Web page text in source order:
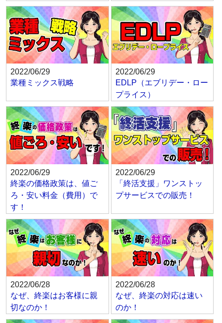
2022/06/29
業種ミックス戦略
2022/06/29
EDLP（エブリデー・ロー
プライス）
2022/06/29
終楽の価格政策は、値ご
ろ・安い料金（費用）で
す！
2022/06/29
「終活支援」ワンストッ
プサービスでの販売！
2022/06/28
なぜ、終楽はお客様に親
切なのか！
2022/06/28
なぜ、終楽の対応は速い
のか！